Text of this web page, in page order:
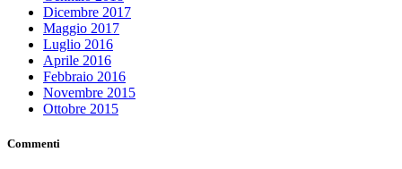
Dicembre 2017
Maggio 2017
Luglio 2016
Aprile 2016
Febbraio 2016
Novembre 2015
Ottobre 2015
Commenti